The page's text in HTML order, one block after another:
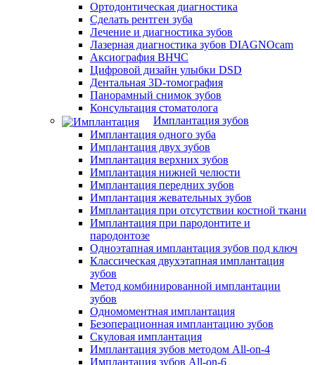
Ортодонтическая диагностика
Сделать рентген зуба
Лечение и диагностика зубов
Лазерная диагностика зубов DIAGNOcam
Аксиография ВНЧС
Цифровой дизайн улыбки DSD
Дентальная 3D-томография
Панорамный снимок зубов
Консультация стоматолога
Имплантация зубов
Имплантация одного зуба
Имплантация двух зубов
Имплантация верхних зубов
Имплантация нижней челюсти
Имплантация передних зубов
Имплантация жевательных зубов
Имплантация при отсутствии костной ткани
Имплантация при пародонтите и
пародонтозе
Одноэтапная имплантация зубов под ключ
Классическая двухэтапная имплантация
зубов
Метод комбинированной имплантации
зубов
Одномоментная имплантация
Безоперационная имплантацию зубов
Скуловая имплантация
Имплантация зубов методом All-on-4
Имплантация зубов All-on-6